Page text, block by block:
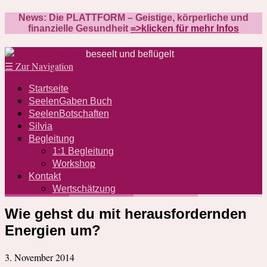
News: Die PLATTFORM – Geistige, körperliche und
finanzielle Gesundheit =>klicken für mehr Infos
beseelt und beflügelt
☰ Zur Navigation
Startseite
SeelenGaben Buch
SeelenBotschaften
Silvia
Begleitung
1:1 Begleitung
Workshop
Kontakt
Wertschätzung
Wie gehst du mit herausfordernden
Energien um?
3. November 2014